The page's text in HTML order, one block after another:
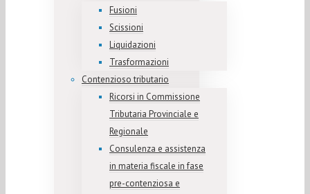
Fusioni
Scissioni
Liquidazioni
Trasformazioni
Contenzioso tributario
Ricorsi in Commissione
Tributaria Provinciale e
Regionale
Consulenza e assistenza
in materia fiscale in fase
pre-contenziosa e